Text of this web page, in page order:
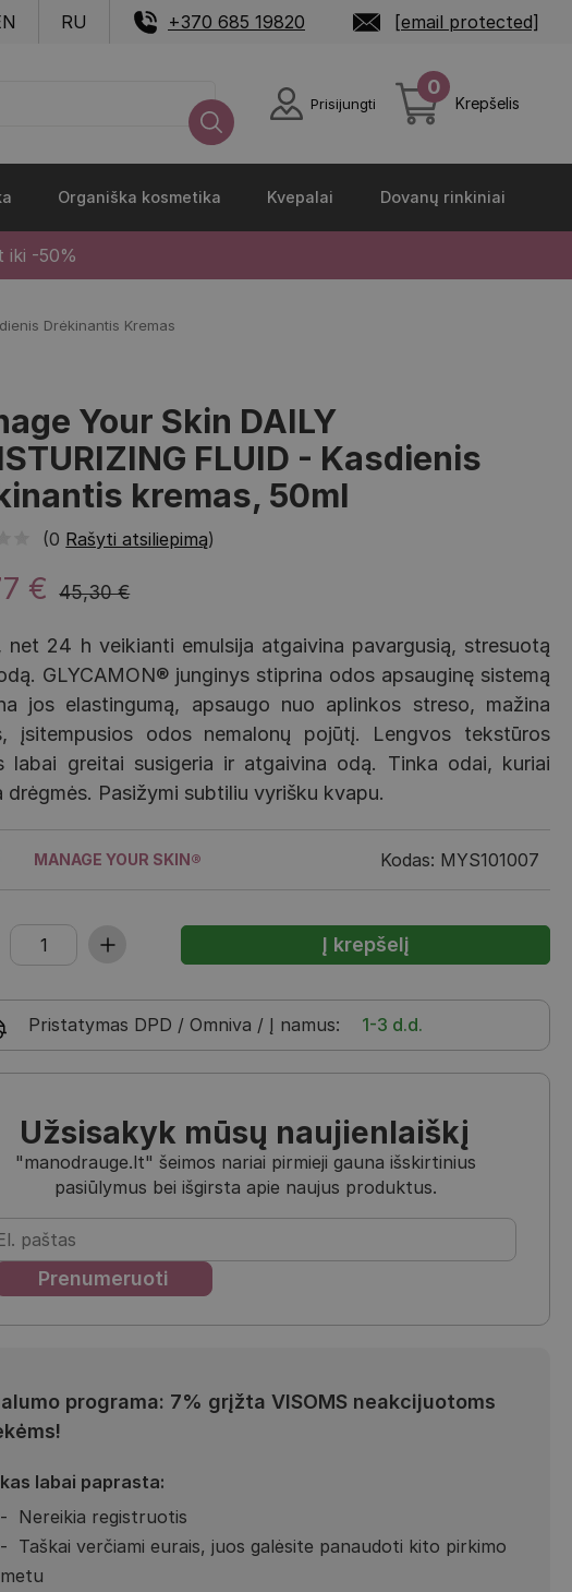
RU +370 685 19820 [email protected]
Prisijungti
0
Krepšelis
Organiška kosmetika Kvepalai Dovanų rinkiniai
iki -50%
Drėkinantis Kremas
Your Skin DAILY
FLUID - Kasdienis
kremas, 50ml
(0 Rašyti atsiliepimą)
45,30 €
€
net 24 h veikianti emulsija atgaivina pavargusią, stresuotą
GLYCAMON® junginys stiprina odos apsauginę sistemą
jos elastingumą, apsaugo nuo aplinkos streso, mažina
įsitempusios odos nemalonų pojūtį. Lengvos tekstūros
labai greitai susigeria ir atgaivina odą. Tinka odai, kuriai
drėgmės. Pasižymi subtiliu vyrišku kvapu.
MANAGE YOUR SKIN® Kodas: MYS101007
Pristatymas DPD / Omniva / Į namus: 1-3 d.d.
Užsisakyk mūsų naujienlaiškį
"manodrauge.lt" šeimos nariai pirmieji gauna išskirtinius
pasiūlymus bei išgirsta apie naujus produktus.
programa: 7% grįžta VISOMS neakcijuotoms
labai paprasta:
Nereikia registruotis
Taškai verčiami eurais, juos galėsite panaudoti kito pirkimo
metu